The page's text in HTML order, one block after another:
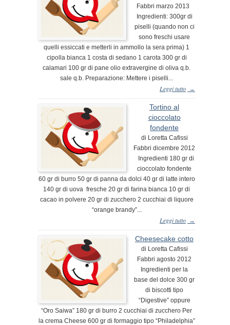
Fabbri marzo 2013
Ingredienti: 300gr di
piselli (quando non ci
sono freschi usare
quelli essiccati e metterli in ammollo la sera prima) 1
cipolla bianca 1 costa di sedano 1 carota 300 gr di
calamari 100 gr di pane olio extravergine di oliva q.b.
sale q.b. Preparazione: Mettere i piselli...
Leggi tutto →
Tortino al
cioccolato
fondente
di Loretta Cafissi
Fabbri dicembre 2012
Ingredienti 180 gr di
cioccolato fondente
60 gr di burro 50 gr di panna da dolci 40 gr di latte intero
140 gr di uova fresche 20 gr di farina bianca 10 gr di
cacao in polvere 20 gr di zucchero 2 cucchiai di liquore
“orange brandy”...
Leggi tutto →
Cheesecake cotto
di Loretta Cafissi
Fabbri agosto 2012
Ingredienti per la
base del dolce 300 gr
di biscotti tipo
“Digestive” oppure
“Oro Saiwa” 180 gr di burro 2 cucchiai di zucchero Per
la crema Cheese 600 gr di formaggio tipo “Philadelphia”